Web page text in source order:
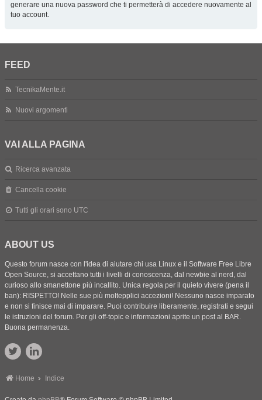
generare una nuova password che ti permetterà di accedere nuovamente al
tuo account.
FEED
TecnikaMente.it
Nuovi argomenti
VAI ALLA PAGINA
Ricerca avanzata
Cancella cookie
Tutti gli orari sono UTC
ABOUT US
Questo forum nasce con l'idea di aiutare chi usa Linux e il Software Free Libre
Open Source, si accettano tutti i livelli di conoscenza, dal newbie al nerd, dal
curioso allo smanettone più incallito. Unica regola per il quieto vivere (pena il
ban): RISPETTO! Nelle sue più moltepplici accezioni! Nessuno nasce imparato
e non si finisce mai di imparare. Puoi contribuire liberamente, registrati e segui
le istruzioni del forum. Per gli off-topic e informazioni aprite un post al BAR.
Buona permanenza.
Home Indice